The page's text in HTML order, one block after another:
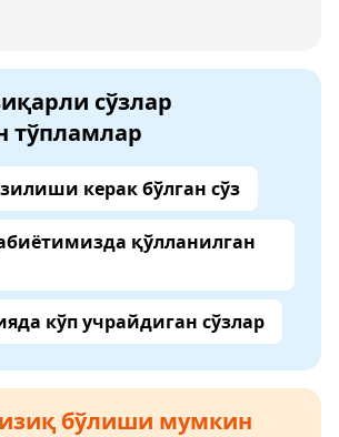
сўзлар
тўпламлар
керак бўлган сўз
қўлланилган
кўп учрайдиган сўзлар
бўлиши мумкин